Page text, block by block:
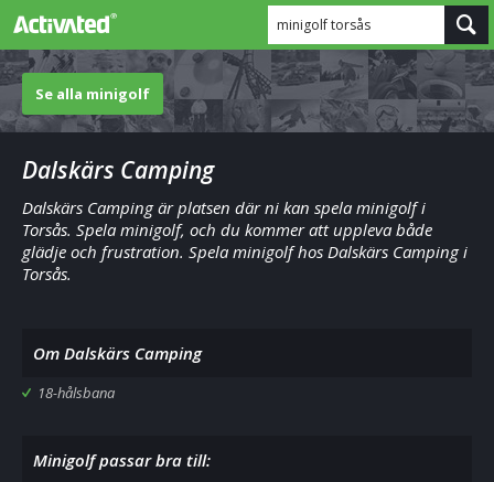
minigolf torsås
Se alla minigolf
Dalskärs Camping
Dalskärs Camping är platsen där ni kan spela minigolf i
Torsås. Spela minigolf, och du kommer att uppleva både
glädje och frustration. Spela minigolf hos Dalskärs Camping i
Torsås.
Om Dalskärs Camping
18-hålsbana
Minigolf passar bra till: